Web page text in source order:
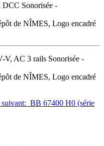
Sonorisée -
de NÎMES, Logo encadré
AC 3 rails Sonorisée -
de NÎMES, Logo encadré
suivant: BB 67400 H0 (série